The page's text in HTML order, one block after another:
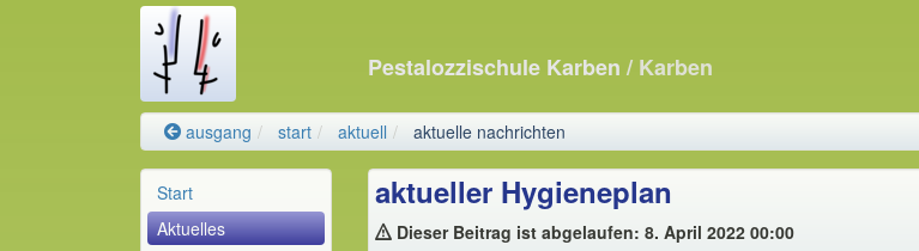
Pestalozzischule Karben / Karben
ausgang start aktuell aktuelle nachrichten
Start
Aktuelles
aktueller Hygieneplan
Dieser Beitrag ist abgelaufen: 8. April 2022 00:00